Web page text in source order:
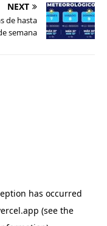
NEXT
de hasta
semana